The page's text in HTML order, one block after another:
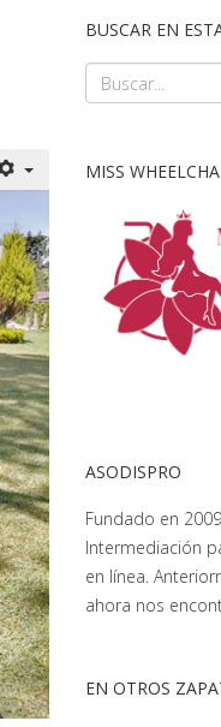
BUSCAR EN
MISS
ASODISPRO
Fundado en
Intermediación
en línea.
ahora nos
EN OTROS